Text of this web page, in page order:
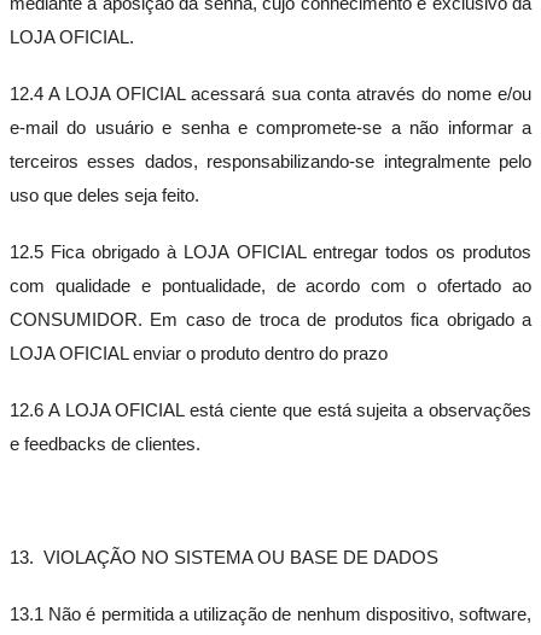
LOJA OFICIAL.
12.4 A LOJA OFICIAL acessará sua conta através do nome e/ou
e-mail do usuário e senha e compromete-se a não informar a
terceiros esses dados, responsabilizando-se integralmente pelo
uso que deles seja feito.
12.5 Fica obrigado à LOJA OFICIAL entregar todos os produtos
com qualidade e pontualidade, de acordo com o ofertado ao
CONSUMIDOR. Em caso de troca de produtos fica obrigado a
LOJA OFICIAL enviar o produto dentro do prazo
12.6 A LOJA OFICIAL está ciente que está sujeita a observações
e feedbacks de clientes.
13. VIOLAÇÃO NO SISTEMA OU BASE DE DADOS
13.1 Não é permitida a utilização de nenhum dispositivo, software,